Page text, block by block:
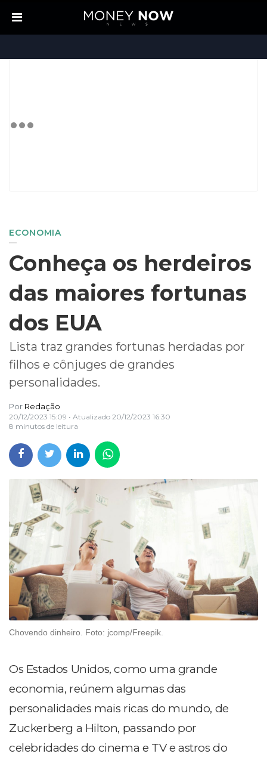
ECONOMIA
Conheça os herdeiros
das maiores fortunas
dos EUA
Lista traz grandes fortunas herdadas por
filhos e cônjuges de grandes
personalidades.
Por Redação
20/12/2023 15:09 • Atualizado 20/12/2023 16:30
8 minutos de leitura
Chovendo dinheiro. Foto: jcomp/Freepik.
Os Estados Unidos, como uma grande
economia, reúnem algumas das
personalidades mais ricas do mundo, de
Zuckerberg a Hilton, passando por
celebridades do cinema e TV e astros do